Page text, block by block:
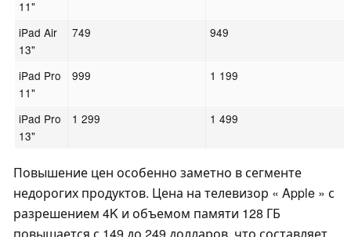
11"
iPad Air
13"
749 949
iPad Pro
11"
999 1 199
iPad Pro
13"
1 299 1 499
Повышение цен особенно заметно в сегменте
недорогих продуктов. Цена на телевизор « Apple » с
разрешением 4K и объемом памяти 128 ГБ